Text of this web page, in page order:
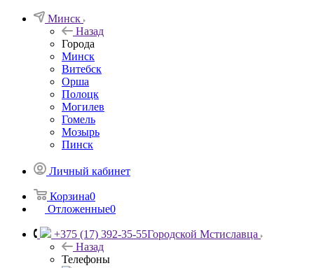
Минск
Назад
Города
Минск
Витебск
Орша
Полоцк
Могилев
Гомель
Мозырь
Пинск
Личный кабинет
Корзина0
Отложенные0
+375 (17) 392-35-55Городской Мстиславца
Назад
Телефоны